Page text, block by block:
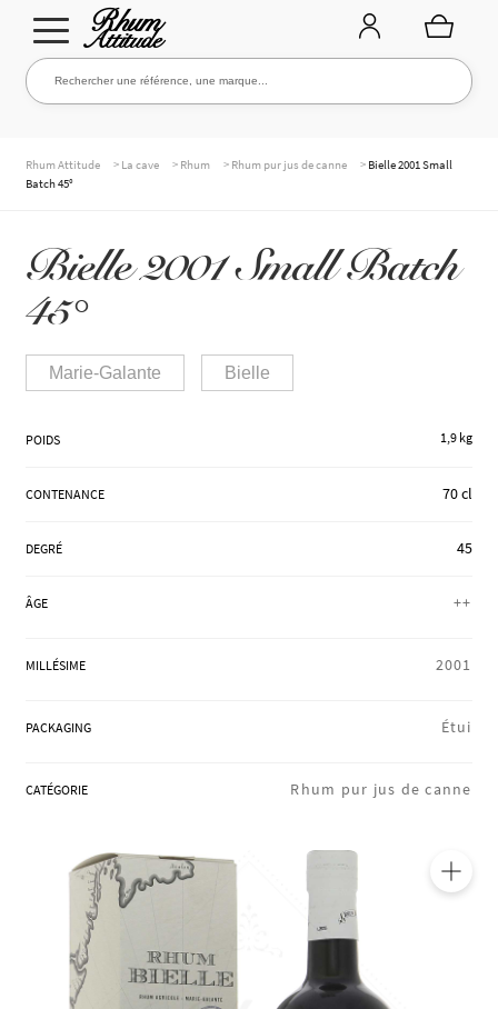
Aller
à
Aller
au
Rechercher une référence, une marque...
Rechercher
NOS RHUMS
COFFRETS & CADEAUX
BLOG
Rhum Attitude > La cave > Rhum > Rhum pur jus de canne > Bielle 2001 Small
Batch 45°
Bielle 2001 Small Batch
45°
Marie-Galante Bielle
POIDS 1,9 kg
CONTENANCE 70 cl
DEGRÉ 45
ÂGE ++
MILLÉSIME 2001
PACKAGING Étui
CATÉGORIE Rhum pur jus de canne